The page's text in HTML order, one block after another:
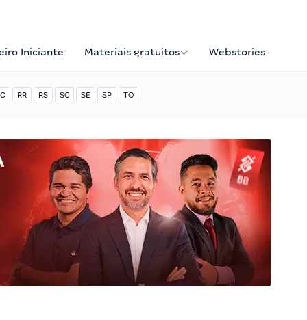
Iniciante Materiais gratuitos Webstories
RR RS SC SE SP TO